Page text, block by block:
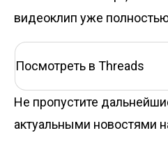
видеоклип уже
Посмотреть в Threads
Не пропустите
актуальными новостями